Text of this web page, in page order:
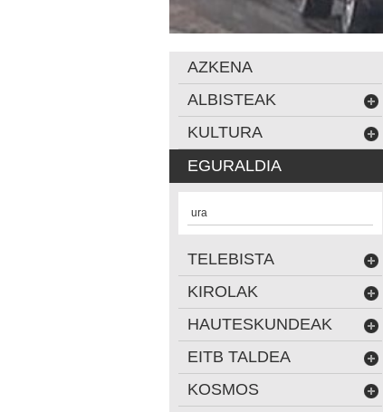
AZKENA
ALBISTEAK
KULTURA
EGURALDIA
ura
TELEBISTA
KIROLAK
HAUTESKUNDEAK
EITB TALDEA
KOSMOS